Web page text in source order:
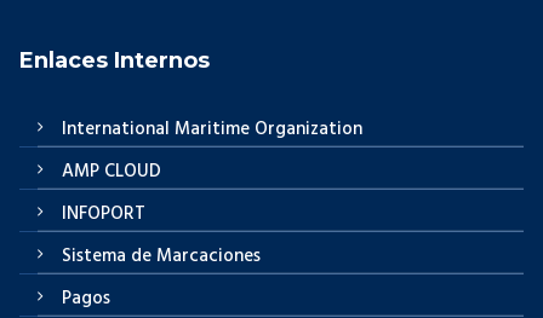
Enlaces Internos
International Maritime Organization
AMP CLOUD
INFOPORT
Sistema de Marcaciones
Pagos